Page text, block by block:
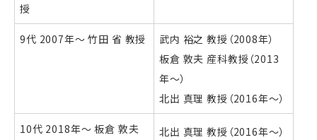
授
9代 2007年～ 竹田 省 教授
武内 裕之 教授（2008年）
板倉 敦夫 産科教授（2013
年～）
北出 真理 教授（2016年～）
10代 2018年～ 板倉 敦夫
北出 真理 教授（2016年～）